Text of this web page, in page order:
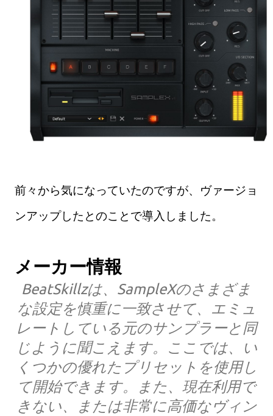
前々から気になっていたのですが、ヴァージョ
ンアップしたとのことで導入しました。
メーカー情報
BeatSkillzは、SampleXのさまざま
な設定を慎重に一致させて、エミュ
レートしている元のサンプラーと同
じように聞こえます。ここでは、い
くつかの優れたプリセットを使用し
て開始できます。また、現在利用で
きない、または非常に高価なヴィン